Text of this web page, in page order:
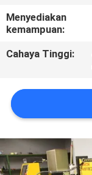
SITEMAP
KEBIJAKAN
PRIBADI
Menyediakan
kemampuan:
Cahaya Tinggi: